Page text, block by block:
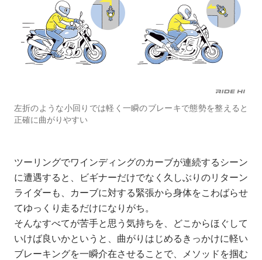
左折のような小回りでは軽く一瞬のブレーキで態勢を整えると
正確に曲がりやすい
ツーリングでワインディングのカーブが連続するシーン
に遭遇すると、ビギナーだけでなく久しぶりのリターン
ライダーも、カーブに対する緊張から身体をこわばらせ
てゆっくり走るだけになりがち。
そんなすべてが苦手と思う気持ちを、どこからほぐして
いけば良いかというと、曲がりはじめるきっかけに軽い
ブレーキングを一瞬介在させることで、メソッドを掴む